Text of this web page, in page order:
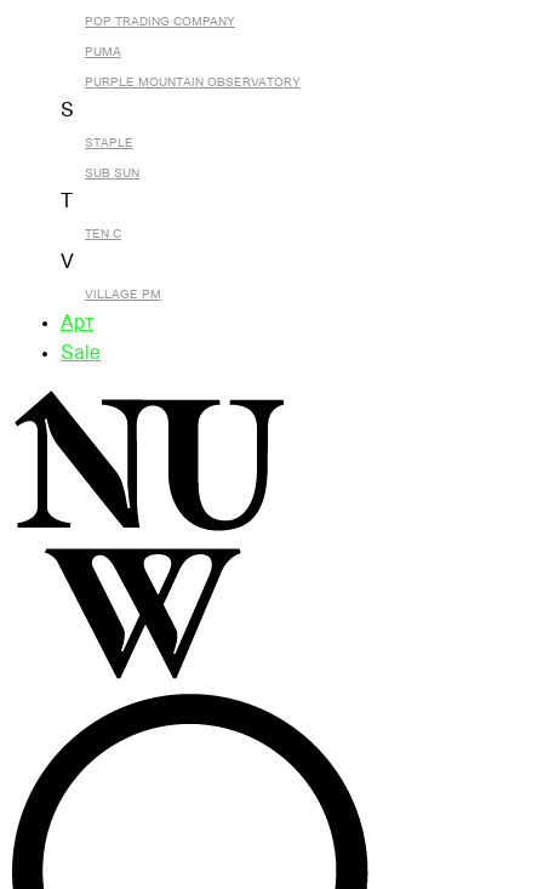
POP TRADING COMPANY
PUMA
PURPLE MOUNTAIN OBSERVATORY
S
STAPLE
SUB SUN
TEN C
V
VILLAGE PM
Арт
Sale